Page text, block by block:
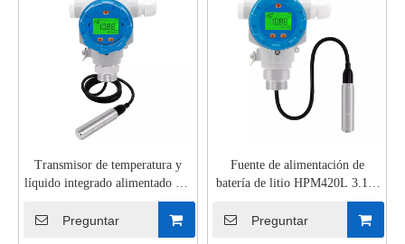
Transmisor de temperatura y
líquido integrado alimentado por
batería HPTM420L con pantalla
LCD
Preguntar
Fuente de alimentación de
batería de litio HPM420L 3.1 ~
8 V CC Transmisor de nivel de
líquido sumergido
Preguntar